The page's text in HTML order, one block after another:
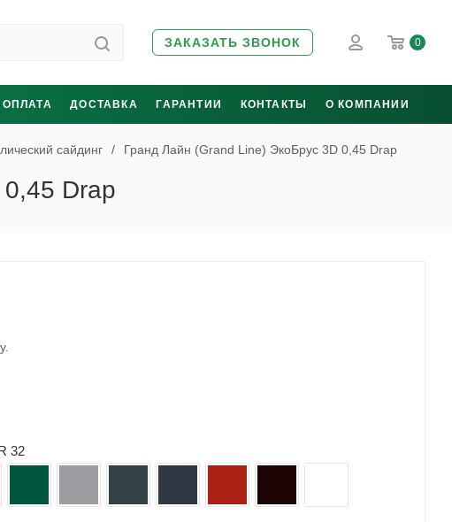
ЗАКАЗАТЬ ЗВОНОК 0
ОПЛАТА ДОСТАВКА ГАРАНТИИ КОНТАКТЫ О КОМПАНИИ
сайдинг / Гранд Лайн (Grand Line) ЭкоБрус 3D 0,45 Drap
Drap
32